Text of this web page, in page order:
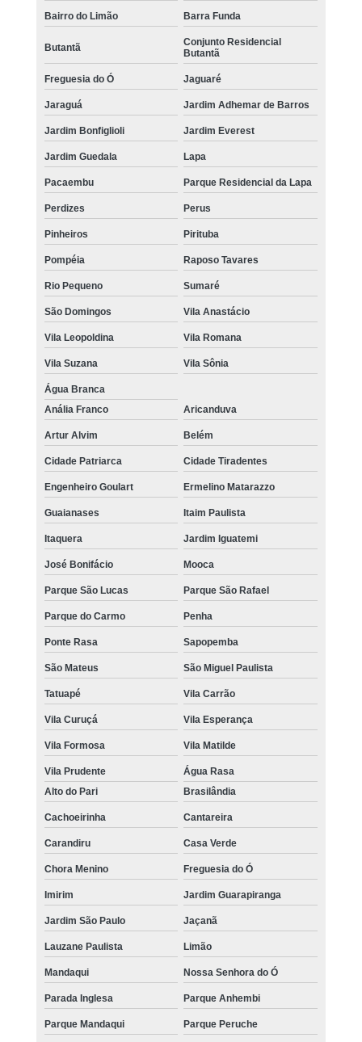
Bairro do Limão Barra Funda
Butantã
Conjunto Residencial
Butantã
Freguesia do Ó Jaguaré
Jaraguá Jardim Adhemar de Barros
Jardim Bonfiglioli Jardim Everest
Jardim Guedala Lapa
Pacaembu Parque Residencial da Lapa
Perdizes Perus
Pinheiros Pirituba
Pompéia Raposo Tavares
Rio Pequeno Sumaré
São Domingos Vila Anastácio
Vila Leopoldina Vila Romana
Vila Suzana Vila Sônia
Água Branca
Anália Franco
Aricanduva
Artur Alvim Belém
Cidade Patriarca Cidade Tiradentes
Engenheiro Goulart Ermelino Matarazzo
Guaianases Itaim Paulista
Itaquera Jardim Iguatemi
José Bonifácio Mooca
Parque São Lucas Parque São Rafael
Parque do Carmo Penha
Ponte Rasa Sapopemba
São Mateus São Miguel Paulista
Tatuapé Vila Carrão
Vila Curuçá Vila Esperança
Vila Formosa Vila Matilde
Vila Prudente
Água Rasa
Alto do Pari
Brasilândia
Cachoeirinha Cantareira
Carandiru Casa Verde
Chora Menino Freguesia do Ó
Imirim Jardim Guarapiranga
Jardim São Paulo Jaçanã
Lauzane Paulista Limão
Mandaqui Nossa Senhora do Ó
Parada Inglesa Parque Anhembi
Parque Mandaqui Parque Peruche